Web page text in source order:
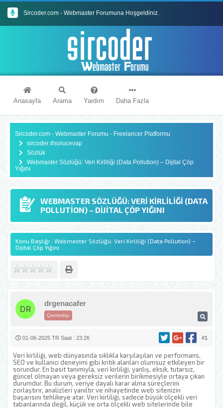
Sircoder.com - Webmaster Forumuna Hoşgeldiniz.
Sircoder.com Webmaster Forumu Kuralları
Anasayfa Arama Yardım Daha Fazla
Sircoder.com - Webmaster Forumu - Freelancer Platformu
sircoder #sorucevap
Sözlük
Webmaster Sözlüğü: Veri Kirliliği (Data Pollution) – Dijital Çöp
Yığını
WEBMASTER SÖZLÜĞÜ: VERI KIRLILIĞI (DATA
POLLUTION) – DIJITAL ÇÖP YIĞINI
Konu Başlığı : Webmaster Sözlüğü: Veri Kirliliği (Data Pollution) –
Dijital Çöp Yığını
Çevrimdışı
drgenacafer
#1
01-06-2025 TR Saat : 23:26
Veri kirliliği, web dünyasında sıklıkla karşılaşılan ve performans,
SEO ve kullanıcı deneyimi gibi kritik alanları olumsuz etkileyen bir
sorundur. En basit tanımıyla, veri kirliliği, yanlış, eksik, tutarsız,
güncel olmayan veya gereksiz verilerin birikmesiyle ortaya çıkan
durumdur. Bu durum, veriye dayalı karar alma süreçlerini
zorlaştırır, analizleri yanıltır ve nihayetinde web sitenizin
başarısını tehlikeye atar. Veri kirliliği, sadece büyük ölçekli veri
tabanlarında değil, küçük ve orta ölçekli web sitelerinde bile